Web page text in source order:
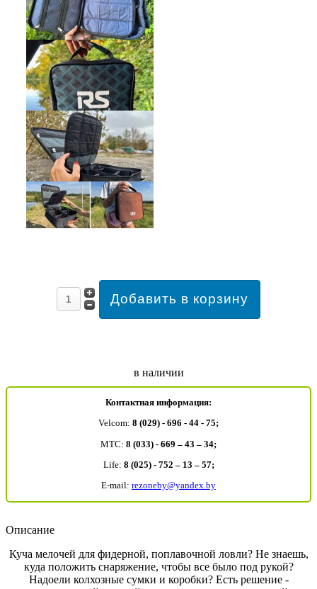
в наличии
Контактная информация:
Velcom: 8 (029) - 696 - 44 - 75;
MTC: 8 (033) - 669 – 43 – 34;
Life: 8 (025) - 752 – 13 – 57;
E-mail: rezoneby@yandex.by
Описание
Куча мелочей для фидерной, поплавочной ловли? Не знаешь,
куда положить снаряжение, чтобы все было под рукой?
Надоели колхозные сумки и коробки? Есть решение -